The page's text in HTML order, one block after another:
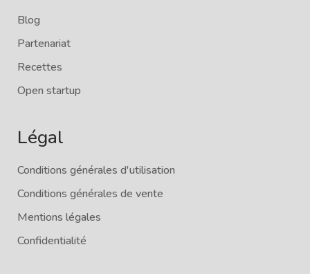
Blog
Partenariat
Recettes
Open startup
Légal
Conditions générales d'utilisation
Conditions générales de vente
Mentions légales
Confidentialité